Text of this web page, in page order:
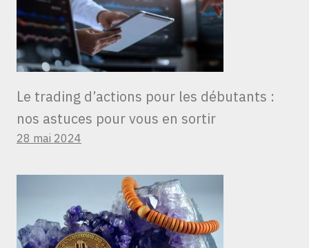
Le trading d’actions pour les débutants :
nos astuces pour vous en sortir
28 mai 2024